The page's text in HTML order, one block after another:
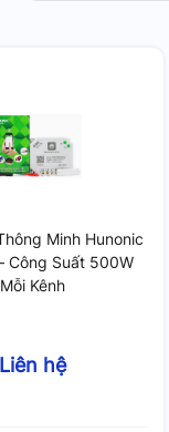
Minh Hunonic
Công Suất 500W
Mỗi Kênh
Liên hệ